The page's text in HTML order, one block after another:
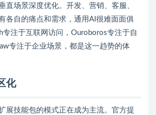
直场景深度优化。开发、营销、客服、
各自的痛点和需求，通用AI很难面面俱
专注于互联网访问，Ouroboros专注于自
专注于企业场景，都是这一趋势的体
化
展技能包的模式正在成为主流。官方提